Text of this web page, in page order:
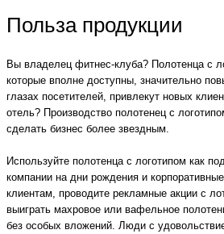
Польза продукции
Вы владелец фитнес-клуба? Полотенца с
которые вполне доступны, значительно
глазах посетителей, привлекут новых
отель? Производство полотенец с
сделать бизнес более звездным.
Используйте полотенца с логотипом как
компании на дни рождения и
клиентам, проводите рекламные акции с
выиграть махровое или вафельное
без особых вложений. Люди с